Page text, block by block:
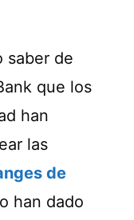
saber de
que los
han
las
de
han dado